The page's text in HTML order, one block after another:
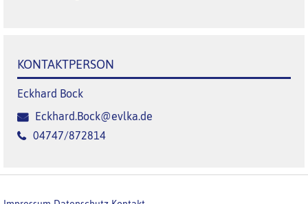
KONTAKTPERSON
Eckhard Bock
Eckhard.Bock@evlka.de
04747/872814